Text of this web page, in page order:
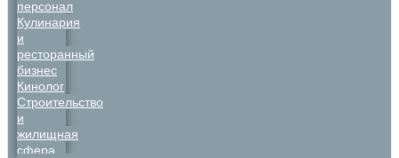
персонал
Кулинария
и
ресторанный
бизнес
Кинолог
Строительство
и
жилищная
сфера